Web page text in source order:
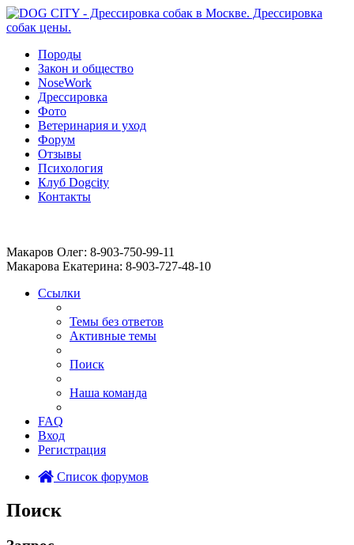
Породы
Закон и общество
NoseWork
Дрессировка
Фото
Ветеринария и уход
Форум
Отзывы
Психология
Клуб Dogcity
Контакты
Макаров Олег: 8-903-750-99-11
Макарова Екатерина: 8-903-727-48-10
Ссылки
Темы без ответов
Активные темы
Поиск
Наша команда
FAQ
Вход
Регистрация
Список форумов
Поиск